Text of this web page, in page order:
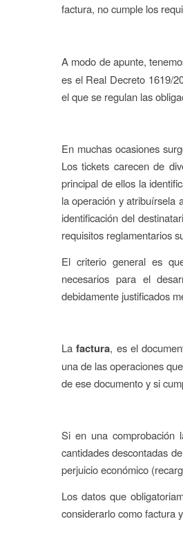
factura, no cumple los
A modo de apunte,
es el Real Decreto 1619/
el que se regulan las
En muchas ocasiones
Los tickets carecen de
principal de ellos la
la operación y atribuírsela
identificación del
requisitos reglamentarios
El criterio general es
necesarios para el
debidamente justificados
Lafactura, es el
una de las operaciones
de ese documento y si
Si en una comprobación
cantidades descontadas
perjuicio económico
Los datos que
considerarlo como factura